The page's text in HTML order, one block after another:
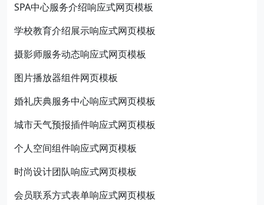
SPA中心服务介绍响应式网页模板
学校教育介绍展示响应式网页模板
摄影师服务动态响应式网页模板
图片播放器组件网页模板
婚礼庆典服务中心响应式网页模板
城市天气预报插件响应式网页模板
个人空间组件响应式网页模板
时尚设计团队响应式网页模板
会员联系方式表单响应式网页模板